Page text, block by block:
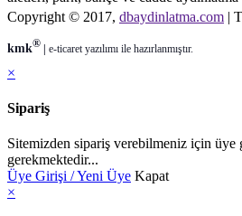
Copyright © 2017, dbaydinlatma.com |
kmk® | e-ticaret yazılımı ile hazırlanmıştır.
×
Sipariş
Sitemizden sipariş verebilmeniz için üye
gerekmektedir...
Üye Girişi / Yeni Üye Kapat
×